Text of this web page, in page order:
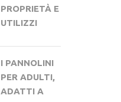
PROPRIETÀ E
UTILIZZI
I PANNOLINI
PER ADULTI,
ADATTI A